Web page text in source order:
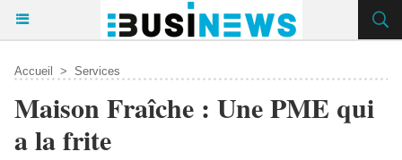
Accueil > Services
Maison Fraîche : Une PME qui
a la frite